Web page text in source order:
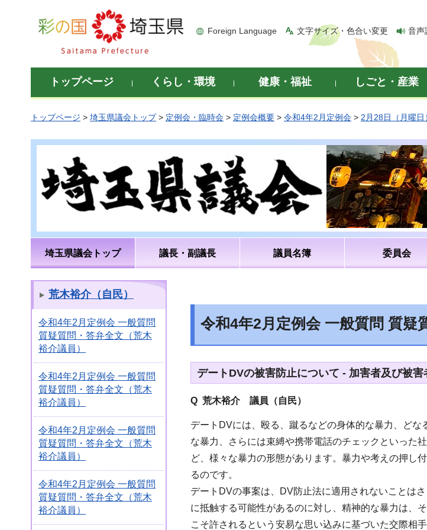
彩の国 埼玉県
Foreign Language 文字サイズ・色合い変更 音声
トップページ くらし・環境 健康・福祉 しごと・産業
トップページ > 埼玉県議会トップ> 定例会・臨時会 > 定例会概要 > 令和4年2月定例会 > 2月28日（月曜日
埼玉県議会トップ 議長・副議長 議員名簿 委員会
荒木裕介（自民）
令和4年2月定例会 一般質問
質疑質問・答弁全文（荒木
裕介議員）
令和4年2月定例会 一般質問
質疑質問・答弁全文（荒木
裕介議員）
令和4年2月定例会 一般質問
質疑質問・答弁全文（荒木
裕介議員）
令和4年2月定例会 一般質問
質疑質問・答弁全文（荒木
裕介議員）
令和4年2月定例会 一般質問 質疑
デートDVの被害防止について - 加害者及び被
Q 荒木裕介 議員（自民）
デートDVには、殴る、蹴るなどの身体的な暴力、ど
な暴力、さらには束縛や携帯電話のチェックといった
ど、様々な暴力の形態があります。暴力や考えの押し
るのです。
デートDVの事案は、DV防止法に適用されないことは
に抵触する可能性があるのに対し、精神的な暴力は、
こそ許されるという安易な思い込みに基づいた交際相